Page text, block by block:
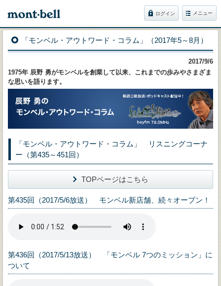
ログイン メニュー
「モンベル・アウトワード・コラム」（2017年5～8月）
2017/9/6
1975年 辰野 勇がモンベルを創業して以来、これまでの歩みやさまざま
な思いを語ります。
「モンベル・アウトワード・コラム」 リスニングコーナ
ー（第435～451回）
TOPページはこちら
第435回（2017/5/6放送） モンベル新店舗、続々オープン！
第436回（2017/5/13放送） 「モンベル 7つのミッション」に
ついて